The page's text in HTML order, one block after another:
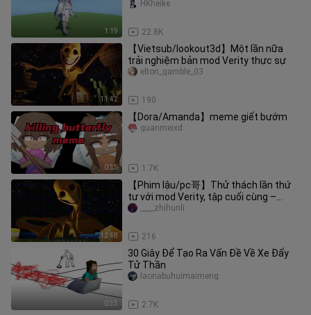
1:19 22.8K
HKheike
11:42
【Vietsub/lookout3d】Một lần nữa
trải nghiệm bản mod Verity thực sự
190
elton_gamble_03
0:35
【Dora/Amanda】meme giết bướm
1.7K
guanmeixd
12:48
【Phim lậu/pc哥】Thử thách lần thứ
tư với mod Verity, tập cuối cùng –
phần kết cục
216
____zhihunli
0:33
30 Giây Để Tạo Ra Vấn Đề Về Xe Đẩy
Tử Thần
2.7K
laonabuhuimaimeng